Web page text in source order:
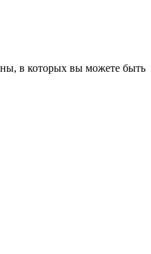
в которых вы можете быть